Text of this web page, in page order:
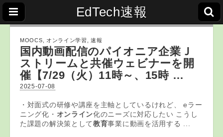
EdTech速報
MOOCS オンライン学習 ,速報
国内動画配信のパイオニア企業Ｊ
ストリームと共催ウェビナーを開
催【7/29（火）11時～、15時 …
2025-07-08
・対面式の研修や講座を主軸としているけれど、 eラー
ニング化・ オンライン化のニーズに対応したい こうし
た課題の解決策として教育事業に動画を活用する ...